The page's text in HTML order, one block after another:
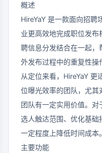
概述
HireYaY 是一款面向招聘
业更高效地完成职位发
聘信息分发结合在一起
外发布过程中的重复性操
从定位来看，HireYaY 更
位曝光效率的团队，尤其
团队有一定实用价值。
选人触达范围、优化基
一定程度上降低时间成本。
主要功能